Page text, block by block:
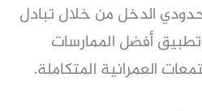
الدخل من خلال تبادل
وتطبيق أفضل الممارسات
العمرانية المتكاملة.